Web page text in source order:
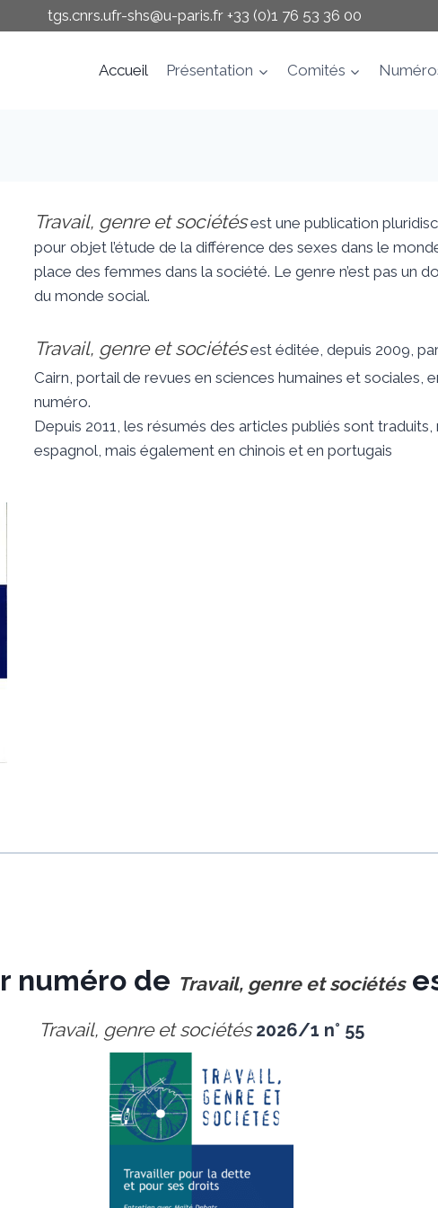
tgs.cnrs.ufr-shs@u-paris.fr +33 (0)1 76 53 36 00
Accueil Présentation Comités
Travail, genre et sociétésest une publication
pour objet l’étude de la différence des sexes dans le
place des femmes dans la société. Le genre n’est pas un
du monde social.
Travail, genre et sociétésest éditée, depuis 2009,
Cairn, portail de revues en sciences humaines et sociales,
numéro.
Depuis 2011, les résumés des articles publiés sont
espagnol, mais également en chinois et en portugais
numéro de Travail, genre et sociétés
Travail, genre et sociétés2026/1 n° 55